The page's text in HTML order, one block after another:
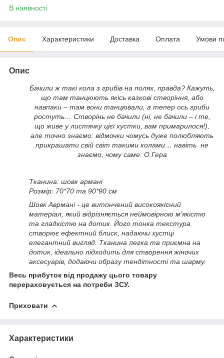
В наявності
Опис Характеристики Доставка Оплата Умови
Опис
Бачили ж такі кола з грибів на полях, правда? Кажуть,
що там танцюють якісь казкові створіння, або
навпаки – там вони танцювали, а тепер ось гриби
ростуть… Створінь не бачили (ні, не бачили – і те,
що живе у листячку цієї хустки, вам примарилося!),
але точно знаємо: відмочки чомусь дуже полюбляють
прикрашати свій світ такими колами… навіть не
знаємо, чому саме. О.Гера
Тканина: шовк армані
Розмір: 70*70 та 90*90 см
Шовк Аврмані - це витончений високоякісний
матеріал, який відрізняється неймовірною м'якістю
та гладкістю на дотик. Його тонка текстура
створює ефектний блиск, надаючи хустці
елегантний вигляд. Тканина легка та приємна на
дотик, ідеально підходить для створення жіночих
аксесуарів, додаючи образу тендітності та шарму.
Весь прибуток від продажу цього товару
перераховується на потреби ЗСУ.
Приховати
Характеристики